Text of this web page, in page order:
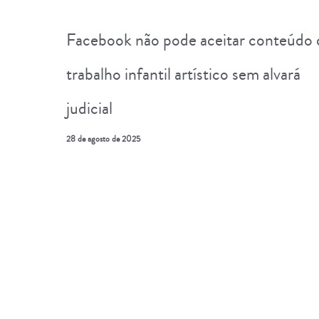
Facebook não pode aceitar conteúdo
trabalho infantil artístico sem alvará
judicial
28 de agosto de 2025